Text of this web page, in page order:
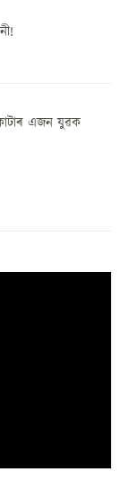
এজন যুৱক